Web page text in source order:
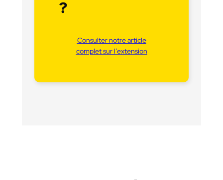
?
Consulter notre article
complet sur l’extension